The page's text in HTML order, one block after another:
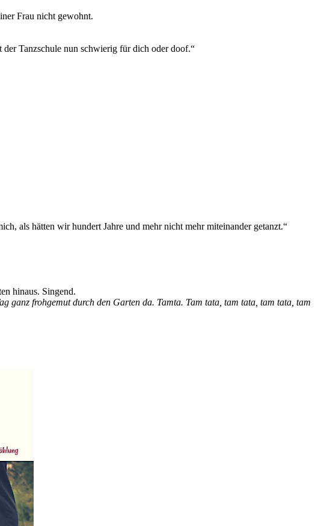
Frau nicht gewohnt.
der Tanzschule nun schwierig für dich oder doof.“
als hätten wir hundert Jahre und mehr nicht mehr miteinander getanzt.“
hinaus. Singend.
ganz frohgemut durch den Garten da. Tamta. Tam tata, tam tata, tam tata, tam